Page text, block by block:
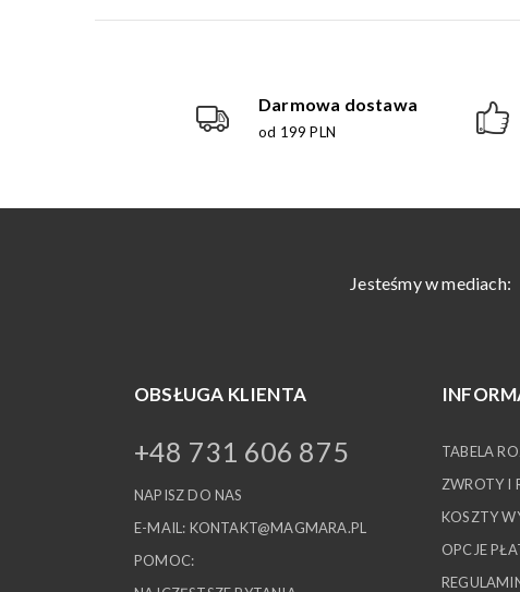
Darmowa dostawa
od 199 PLN
Jesteśmy w mediach:
OBSŁUGA KLIENTA
+48 731 606 875
NAPISZ DO NAS
E-MAIL: KONTAKT@MAGMARA.PL
POMOC:
TABELA
ZWROTY I
KOSZTY
OPCJE